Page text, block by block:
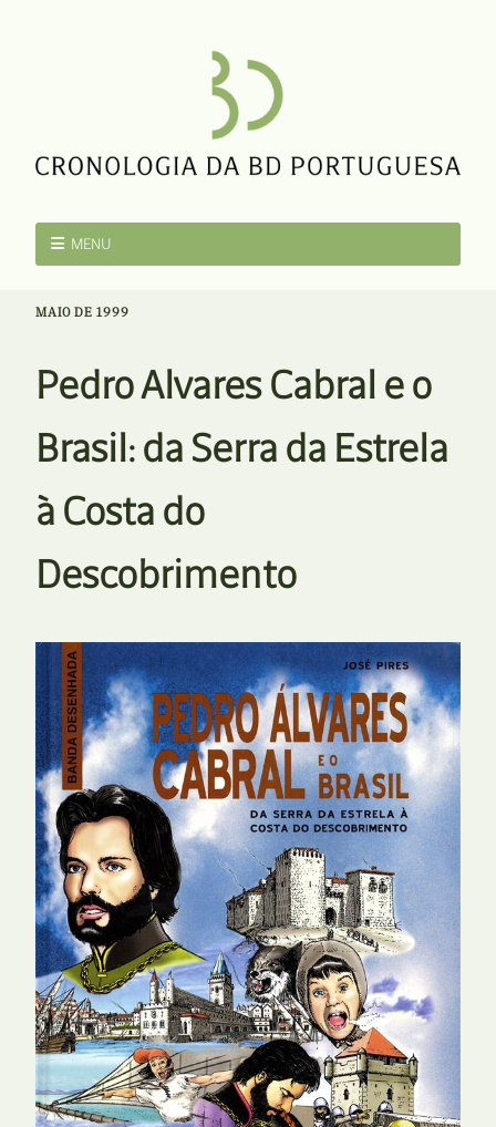
MENU
MAIO DE 1999
Pedro Alvares Cabral e o
Brasil: da Serra da Estrela
à Costa do
Descobrimento